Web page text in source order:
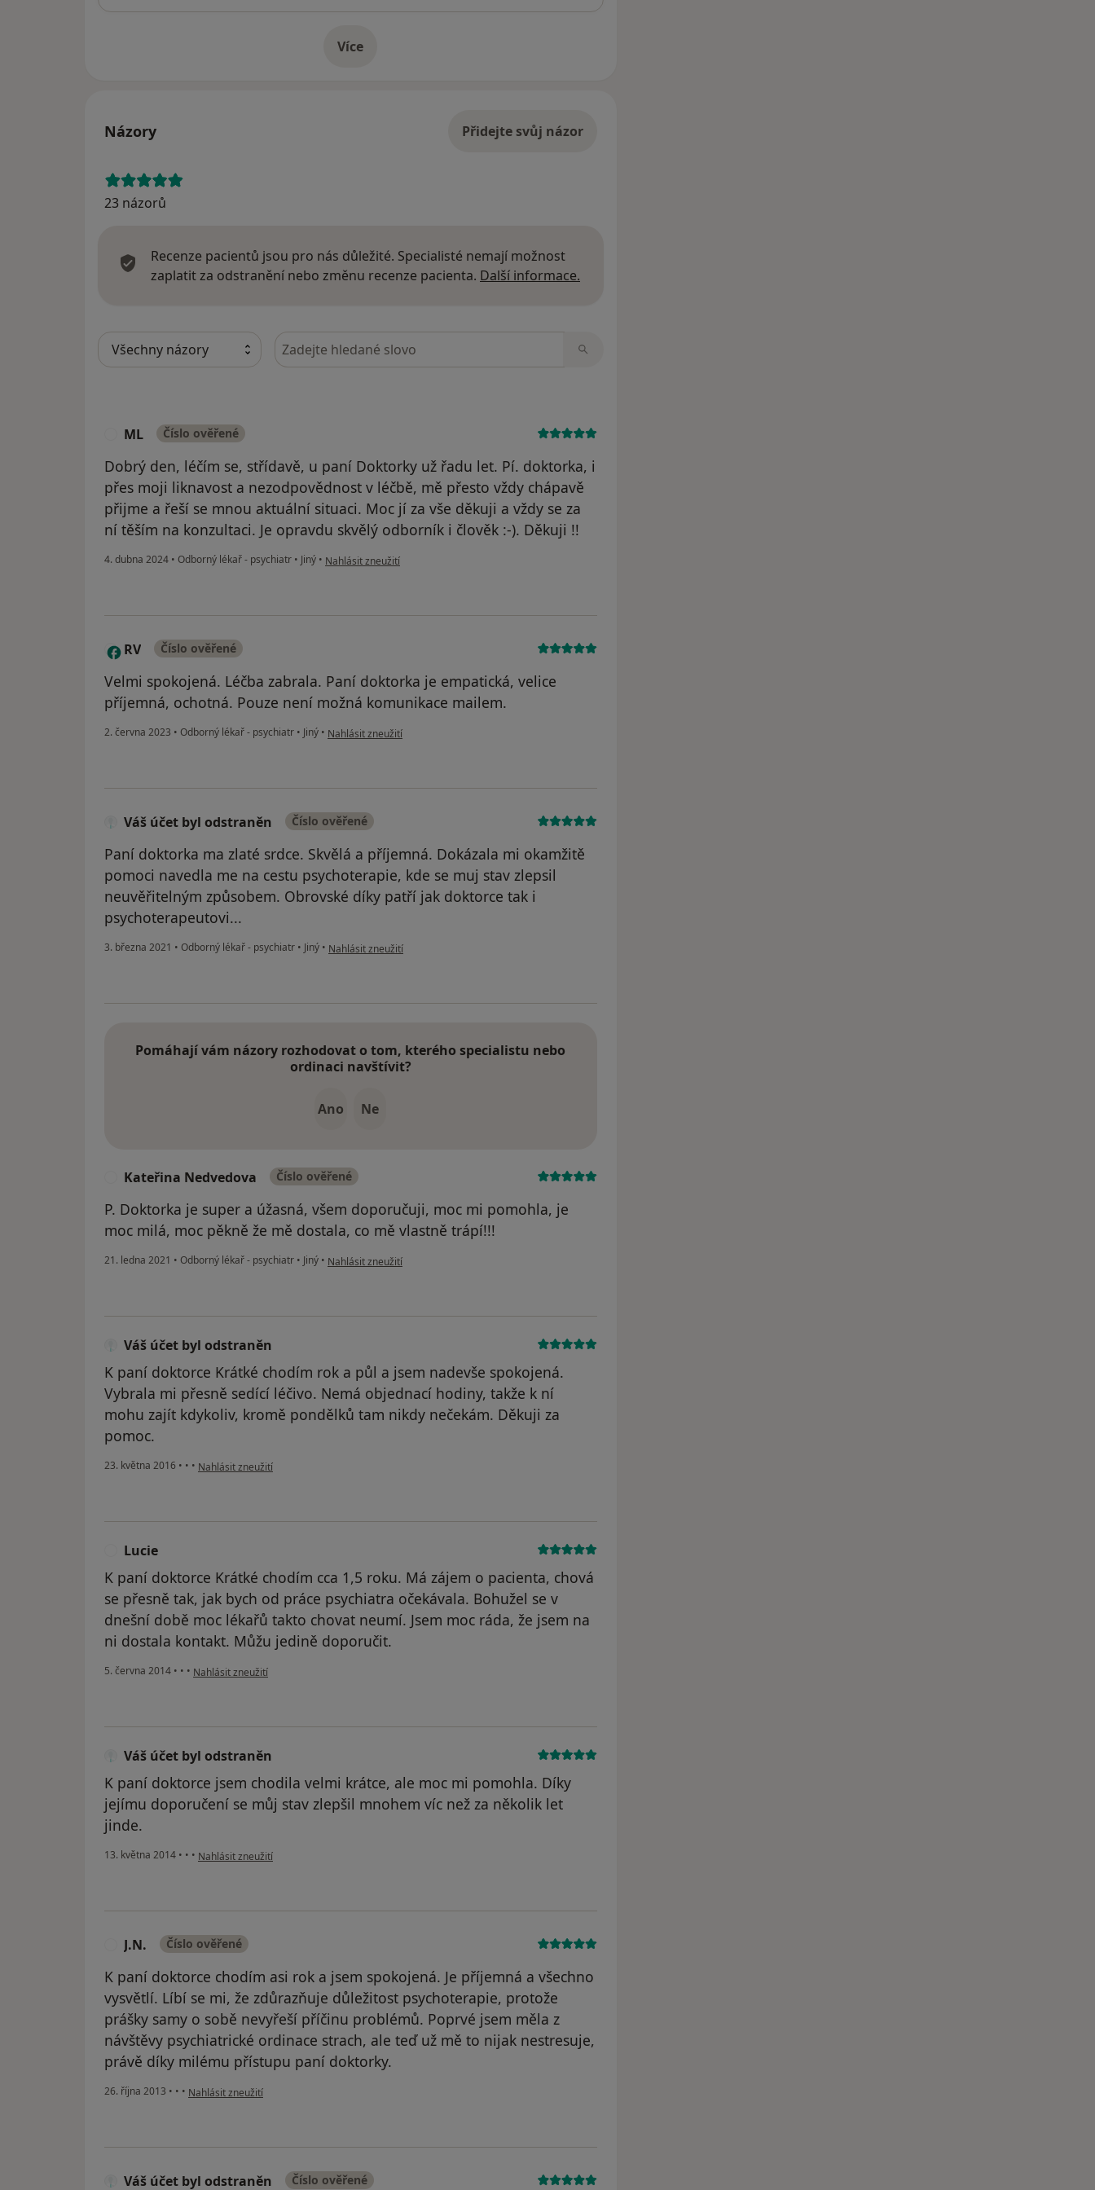
Víceo adrese
Názory Přidejte svůj názor
23 názorů
Recenze pacientů jsou pro nás důležité. Specialisté nemají možnost
zaplatit za odstranění nebo změnu recenze pacienta. Další informace.
Hledejte v názorech
ML Číslo ověřené
Dobrý den, léčím se, střídavě, u paní Doktorky už řadu let. Pí. doktorka, i
přes moji liknavost a nezodpovědnost v léčbě, mě přesto vždy chápavě
přijme a řeší se mnou aktuální situaci. Moc jí za vše děkuji a vždy se za
ní těším na konzultaci. Je opravdu skvělý odborník i člověk :-). Děkuji !!
4. dubna 2024 • Odborný lékař - psychiatr • Jiný • podle názoru uživatele ML
Nahlásit zneužití
R RV Číslo ověřené
Velmi spokojená. Léčba zabrala. Paní doktorka je empatická, velice
příjemná, ochotná. Pouze není možná komunikace mailem.
2. června 2023 • Odborný lékař - psychiatr • Jiný • podle názoru uživatele RV
Nahlásit zneužití
Váš účet byl odstraněn Číslo ověřené
Paní doktorka ma zlaté srdce. Skvělá a příjemná. Dokázala mi okamžitě
pomoci navedla me na cestu psychoterapie, kde se muj stav zlepsil
neuvěřitelným způsobem. Obrovské díky patří jak doktorce tak i
psychoterapeutovi...
3. března 2021 • Odborný lékař - psychiatr • Jiný • podle názoru uživatele Váš účet byl odstraněn
Nahlásit zneužití
Pomáhají vám názory rozhodovat o tom, kterého specialistu nebo
ordinaci navštívit?
Ano Ne
Kateřina Nedvedova Číslo ověřené
P. Doktorka je super a úžasná, všem doporučuji, moc mi pomohla, je
moc milá, moc pěkně že mě dostala, co mě vlastně trápí!!!
21. ledna 2021 • Odborný lékař - psychiatr • Jiný • podle názoru uživatele Kateřina Nedvedova
Nahlásit zneužití
Váš účet byl odstraněn
K paní doktorce Krátké chodím rok a půl a jsem nadevše spokojená.
Vybrala mi přesně sedící léčivo. Nemá objednací hodiny, takže k ní
mohu zajít kdykoliv, kromě pondělků tam nikdy nečekám. Děkuji za
pomoc.
23. května 2016 • • • podle názoru uživatele Váš účet byl odstraněn
Nahlásit zneužití
Lucie
K paní doktorce Krátké chodím cca 1,5 roku. Má zájem o pacienta, chová
se přesně tak, jak bych od práce psychiatra očekávala. Bohužel se v
dnešní době moc lékařů takto chovat neumí. Jsem moc ráda, že jsem na
ni dostala kontakt. Můžu jedině doporučit.
5. června 2014 • • • podle názoru uživatele Lucie
Nahlásit zneužití
Váš účet byl odstraněn
K paní doktorce jsem chodila velmi krátce, ale moc mi pomohla. Díky
jejímu doporučení se můj stav zlepšil mnohem víc než za několik let
jinde.
13. května 2014 • • • podle názoru uživatele Váš účet byl odstraněn
Nahlásit zneužití
J.N. Číslo ověřené
K paní doktorce chodím asi rok a jsem spokojená. Je příjemná a všechno
vysvětlí. Líbí se mi, že zdůrazňuje důležitost psychoterapie, protože
prášky samy o sobě nevyřeší příčinu problémů. Poprvé jsem měla z
návštěvy psychiatrické ordinace strach, ale teď už mě to nijak nestresuje,
právě díky milému přístupu paní doktorky.
26. října 2013 • • • podle názoru uživatele J.N.
Nahlásit zneužití
Váš účet byl odstraněn Číslo ověřené